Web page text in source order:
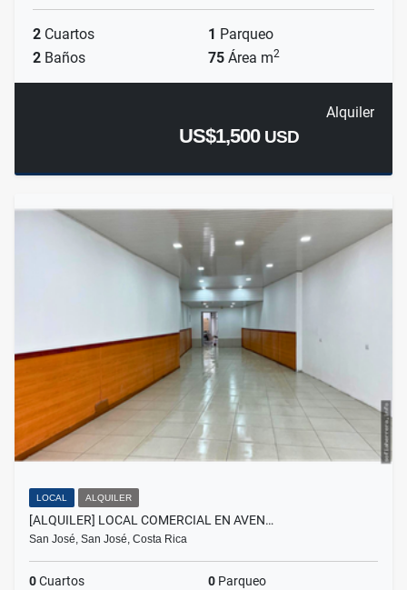
2 Cuartos 1 Parqueo
2 Baños 75 Área m2
Alquiler
US$1,500 USD
LOCAL ALQUILER
[ALQUILER] LOCAL COMERCIAL EN AVEN…
San José, San José, Costa Rica
0Cuartos 0 Parqueo